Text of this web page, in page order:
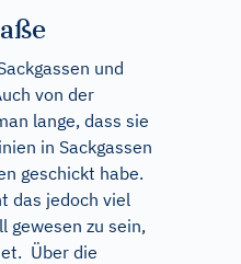
und
von der
lange, dass sie
in Sackgassen
geschickt habe.
das jedoch viel
gewesen zu sein,
Über die